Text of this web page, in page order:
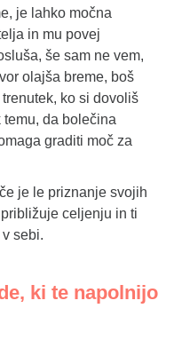
je lahko močna
in mu povej
še sam ne vem,
olajša breme, boš
ko si dovoliš
da bolečina
graditi moč za
je le priznanje svojih
celjenju in ti
sebi.
ki te napolnijo